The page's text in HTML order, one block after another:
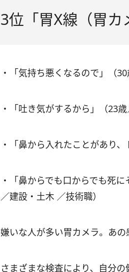
3位「胃X線（胃カ
・「気持ち悪くなるので」（
・「吐き気がするから」（23
・「鼻から入れたことがあり
・「鼻からでも口からでも死
／建設・土木 ／技術職）
嫌いな人が多い胃カメラ。あの
さまざまな検査により、自分